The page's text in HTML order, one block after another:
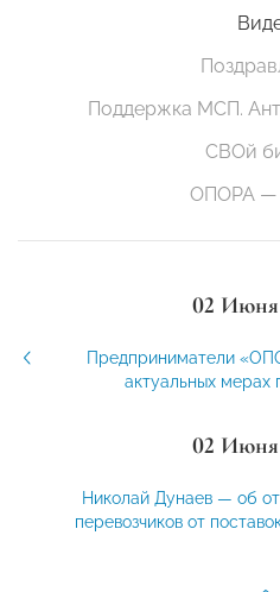
Поддержка МСП.
СВОй
ОПОРА —
02 Июня
Предприниматели
актуальных
02 Июня
Николай Дунаев — об
перевозчиков от